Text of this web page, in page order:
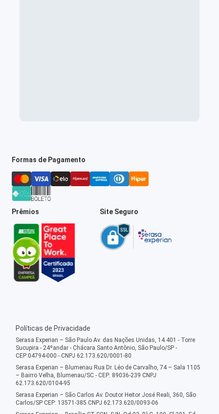
Formas de Pagamento
Prêmios Site Seguro
Políticas de Privacidade
Serasa Experian – São Paulo Av. das Nações Unidas, 14.401 - Torre
Sucupira - 24ºandar - Chácara Santo Antônio, São Paulo/SP -
CEP:04794-000 - CNPJ 62.173.620/0001-80
Serasa Experian – Blumenau Rua Dr. Léo de Carvalho, 74 – Sala 1105
– Bairro Velha, Blumenau/SC - CEP: 89036-239 CNPJ
62.173.620/0104-95
Serasa Experian – São Carlos Av. Doutor Heitor José Reali, 360, São
Carlos/SP CEP: 13571-385 CNPJ 62.173.620/0093-06